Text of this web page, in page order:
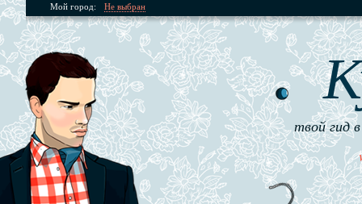
Мой город: Не выбран
твой гид